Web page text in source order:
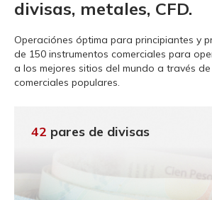
divisas, metales, CFD.
Operaciónes óptima para principiantes y
de 150 instrumentos comerciales para
a los mejores sitios del mundo a través
comerciales populares.
42 pares de divisas